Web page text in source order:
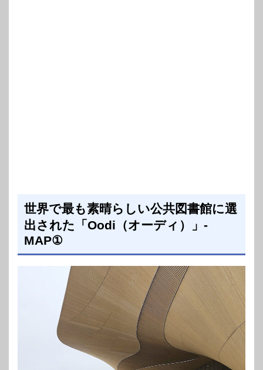
世界で最も素晴らしい公共図書館に選
出された「Oodi（オーディ）」-
MAP①